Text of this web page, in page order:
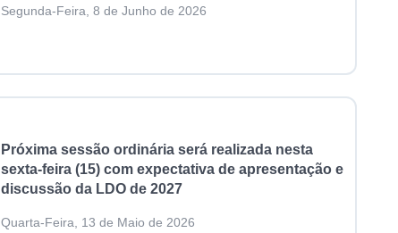
Segunda-Feira, 8 de Junho de 2026
Próxima sessão ordinária será realizada nesta
sexta-feira (15) com expectativa de apresentação e
discussão da LDO de 2027
Quarta-Feira, 13 de Maio de 2026